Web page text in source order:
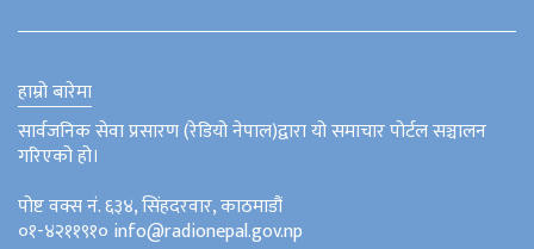
हाम्रो बारेमा
सार्वजनिक सेवा प्रसारण (रेडियो नेपाल)द्वारा यो समाचार पोर्टल सञ्चालन
गरिएको हो।
पोष्ट वक्स नं. ६३४, सिंहदरवार, काठमाडौं
०१-४२११९१० info@radionepal.gov.np